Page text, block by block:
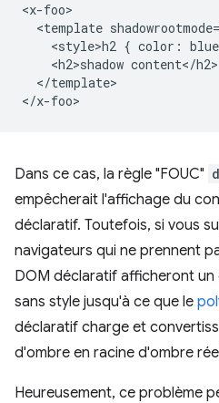
<x-foo>
<template
<style>h2 { color:
    <h2>shadow content</h2>
  </template>
Dans ce cas, la règle "FOUC"
empêcherait l'affichage du
déclaratif. Toutefois, si vous
navigateurs qui ne prennent
DOM déclaratif afficheront
sans style jusqu'à ce que le
déclaratif charge et
d'ombre en racine d'ombre
Heureusement, ce problème